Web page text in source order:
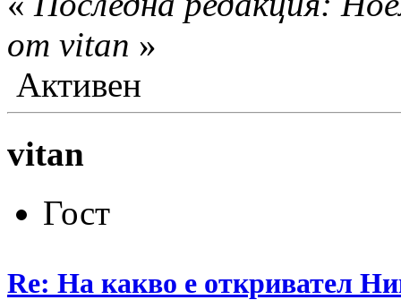
от vitan »
Активен
vitan
Гост
Re: На какво е откривател